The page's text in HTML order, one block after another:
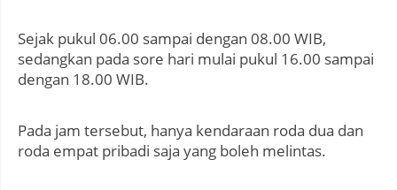
Sejak pukul 06.00 sampai dengan 08.00 WIB,
sedangkan pada sore hari mulai pukul 16.00 sampai
dengan 18.00 WIB.
Pada jam tersebut, hanya kendaraan roda dua dan
roda empat pribadi saja yang boleh melintas.